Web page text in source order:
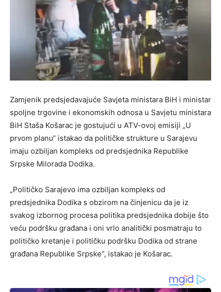
Zamjenik predsjedavajuće Savjeta ministara BiH i ministar
spoljne trgovine i ekonomskih odnosa u Savjetu ministara
BiH Staša Košarac je gostujući u ATV-ovoj emisiji „U
prvom planu“ istakao da političke strukture u Sarajevu
imaju ozbiljan kompleks od predsjednika Republike
Srpske Milorada Dodika.
„Političko Sarajevo ima ozbiljan kompleks od
predsjednika Dodika s obzirom na činjenicu da je iz
svakog izbornog procesa politika predsjednika dobije što
veću podršku građana i oni vrlo analitički posmatraju to
političko kretanje i političku podršku Dodika od strane
građana Republike Srpske“, istakao je Košarac.